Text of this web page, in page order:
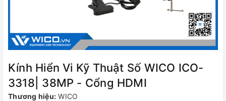
Kính Hiển Vi Kỹ Thuật Số WICO ICO-
3318| 38MP - Cổng HDMI
Thương hiệu: WICO